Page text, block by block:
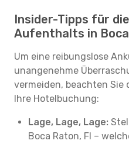
Insider-Tipps für
Aufenthalts in
Um eine reibungslose
unangenehme
vermeiden, beachten
Ihre Hotelbuchung:
Lage, Lage, Lage:
Boca Raton, Fl –